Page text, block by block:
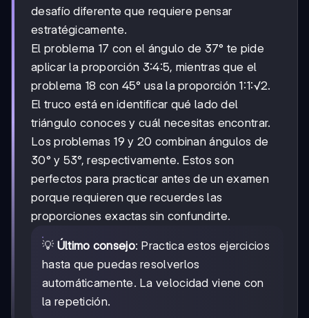
desafío diferente que requiere pensar
estratégicamente.
El problema 17 con el ángulo de 37° te pide
aplicar la proporción 3:4:5, mientras que el
problema 18 con 45° usa la proporción 1:1:√2.
El truco está en identificar qué lado del
triángulo conoces y cuál necesitas encontrar.
Los problemas 19 y 20 combinan ángulos de
30° y 53°, respectivamente. Estos son
perfectos para practicar antes de un examen
porque requieren que recuerdes las
proporciones exactas sin confundirte.
💡 Último consejo: Practica estos ejercicios
hasta que puedas resolverlos
automáticamente. La velocidad viene con
la repetición.